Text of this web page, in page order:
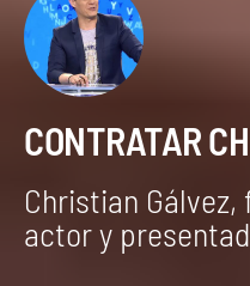
CONTRATAR
Christian
actor y